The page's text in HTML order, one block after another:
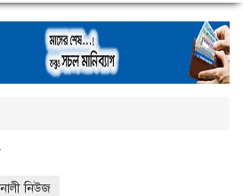
নিউজ